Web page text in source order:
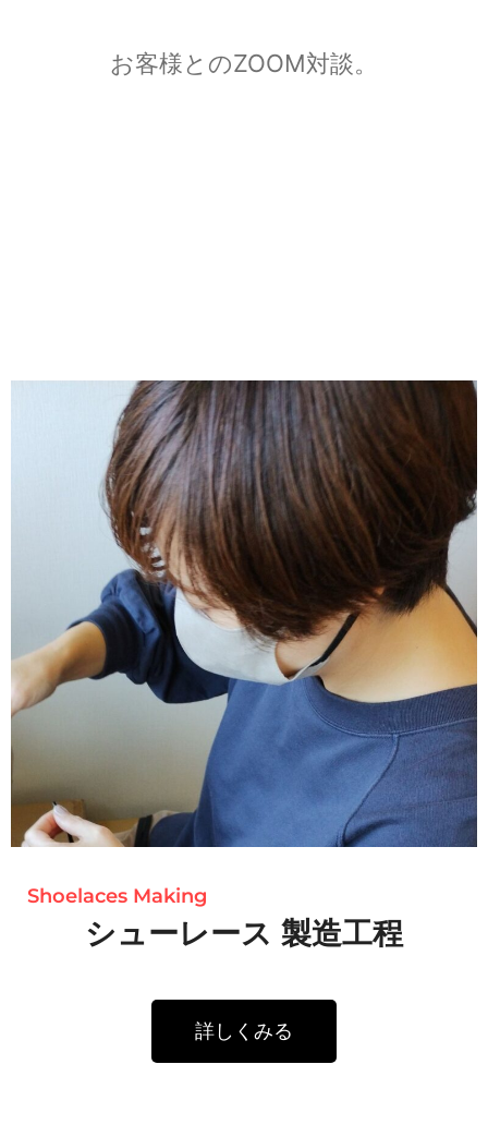
お客様とのZOOM対談。
Shoelaces Making
シューレース 製造工程
詳しくみる